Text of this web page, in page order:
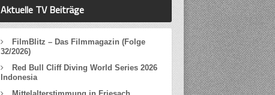
Aktuelle TV Beiträge
FilmBlitz – Das Filmmagazin (Folge
32/2026)
Red Bull Cliff Diving World Series 2026
Indonesia